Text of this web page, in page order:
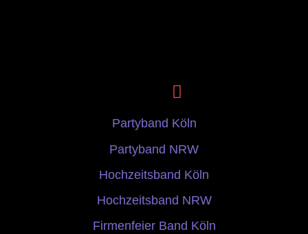
Partyband Köln
Partyband NRW
Hochzeitsband Köln
Hochzeitsband NRW
Firmenfeier Band Köln